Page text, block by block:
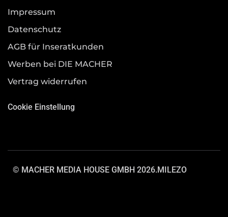
Impressum
Datenschutz
AGB für Inseratkunden
Werben bei DIE MACHER
Vertrag widerrufen
Cookie Einstellung
© MACHER MEDIA HOUSE GMBH 2026.MILEZO